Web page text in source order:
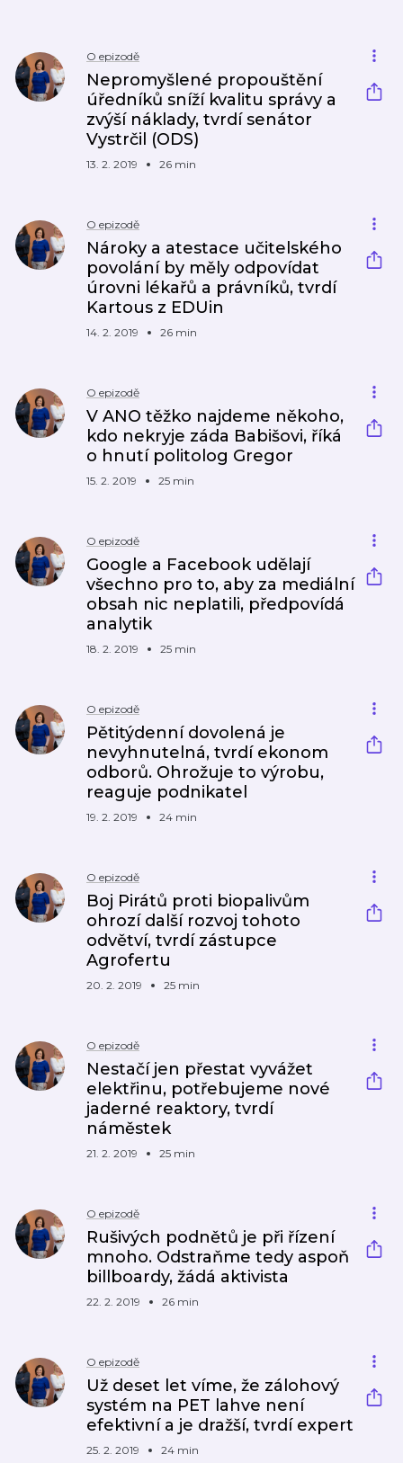
O epizodě
Nepromyšlené propouštění
úředníků sníží kvalitu správy a
zvýší náklady, tvrdí senátor
Vystrčil (ODS)
13. 2. 2019 26 min
O epizodě
Nároky a atestace učitelského
povolání by měly odpovídat
úrovni lékařů a právníků, tvrdí
Kartous z EDUin
14. 2. 2019 26 min
O epizodě
V ANO těžko najdeme někoho,
kdo nekryje záda Babišovi, říká
o hnutí politolog Gregor
15. 2. 2019 25 min
O epizodě
Google a Facebook udělají
všechno pro to, aby za mediální
obsah nic neplatili, předpovídá
analytik
18. 2. 2019 25 min
O epizodě
Pětitýdenní dovolená je
nevyhnutelná, tvrdí ekonom
odborů. Ohrožuje to výrobu,
reaguje podnikatel
19. 2. 2019 24 min
O epizodě
Boj Pirátů proti biopalivům
ohrozí další rozvoj tohoto
odvětví, tvrdí zástupce
Agrofertu
20. 2. 2019 25 min
O epizodě
Nestačí jen přestat vyvážet
elektřinu, potřebujeme nové
jaderné reaktory, tvrdí
náměstek
21. 2. 2019 25 min
O epizodě
Rušivých podnětů je při řízení
mnoho. Odstraňme tedy aspoň
billboardy, žádá aktivista
22. 2. 2019 26 min
O epizodě
Už deset let víme, že zálohový
systém na PET lahve není
efektivní a je dražší, tvrdí expert
25. 2. 2019 24 min